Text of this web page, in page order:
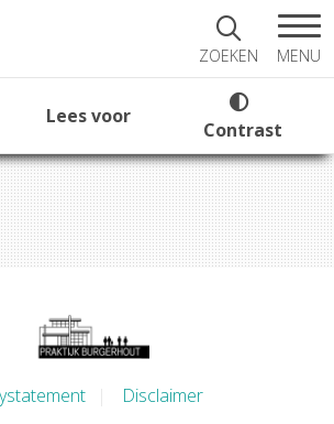
ZOEKEN MENU
Lees voor
Contrast
Disclaimer